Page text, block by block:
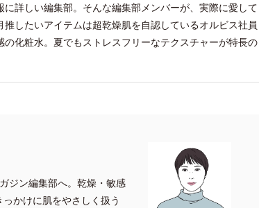
詳しい編集部。そんな編集部メンバーが、実際に愛して
したいアイテムは超乾燥肌を自認しているオルビス社員
化粧水。夏でもストレスフリーなテクスチャーが特長の
ジン編集部へ。乾燥・敏感
かけに肌をやさしく扱う